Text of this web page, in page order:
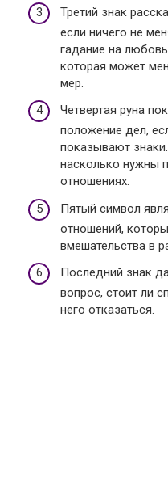
Третий знак
если ничего не
гадание на
которая может
мер.
Четвертая руна
положение дел,
показывают
насколько нужны
отношениях.
Пятый символ
отношений,
вмешательства в
Последний знак
вопрос, стоит ли
него отказаться.